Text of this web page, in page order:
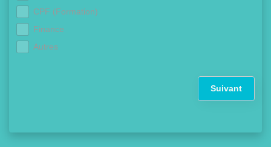
CPF (Formation)
Finance
Autres
Suivant